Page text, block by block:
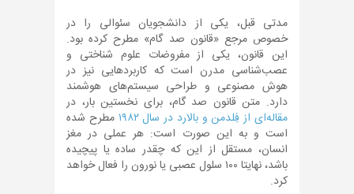
مدتی قبل، یکی از دانشجویان سئوالی را در
خصوص مرجع «قانون صد گام» مطرح کرده بود.
این قانون، یکی از مفروضات علوم شناختی و
عصب‌شناسی مدرن است که کاربردهایی نیز در
هوش مصنوعی و طراحی سیستم‌های هوشمند
دارد. متن قانون صد گام، برای نخستین بار، در
مقاله‌ای از فِلدمن و بالارد در سال ۱۹۸۲
مطرح شده
است و به این صورت است: هر عملی در مغز
انسان، مستقل از این که چقدر ساده یا پیچیده
باشد، نهایتا ۱۰۰ سلول عصبی یا نورون را فعال خواهد
کرد.